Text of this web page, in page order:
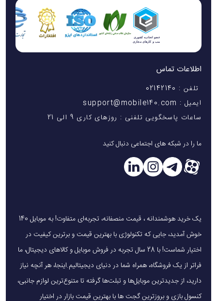
اطلاعات تماس
تلفن : 02142140
ایمیل : support@mobile140.com
ساعات پاسخگویی تلفنی : روزهای کاری 9 الی 21
ما را در شبکه های اجتماعی دنبال کنید
یک خرید هوشمندانه ، قیمت منصفانه، تجربه‌ای متفاوت! به موبایل 140
خوش آمدید، جایی که تکنولوژی با بهترین قیمت و برترین کیفیت در
اختیار شماست! با 28 سال تجربه در فروش موبایل و کالاهای دیجیتال، ما
فراتر از یک فروشگاه، همراه شما در دنیای دیجیتالیم.اینجا، هر آنچه نیاز
دارید، از جدیدترین موبایل‌ها و تبلت‌ها گرفته تا متنوع‌ترین لوازم جانبی،
کنسول بازی و بروزترین گجت ها با بهترین قیمت بازار در اختیار